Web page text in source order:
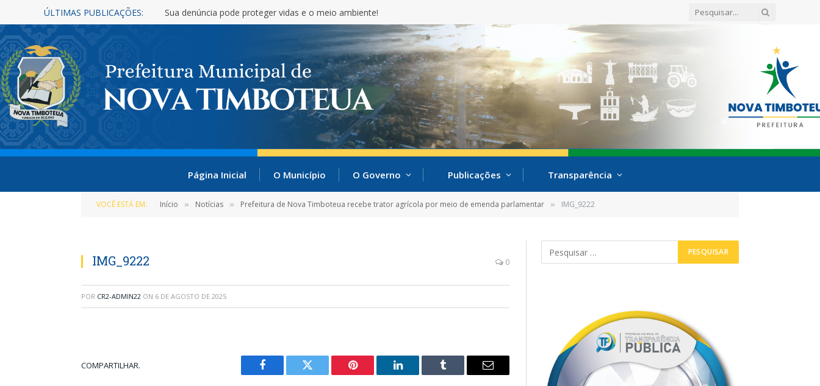
ÚLTIMAS PUBLICAÇÕES: Nova Timboteua é reconhecida nacionalmente pela educação!
Página Inicial O Município O Governo Publicações Transparência
VOCÊ ESTÁ EM: Início » Notícias » Prefeitura de Nova Timboteua recebe trator agrícola por meio de emenda parlamentar » IMG_9222
IMG_9222 0
POR CR2-ADMIN22 ON 6 DE AGOSTO DE 2025
COMPARTILHAR.
Facebook Twitter Pinterest LinkedIn Tumblr
E-